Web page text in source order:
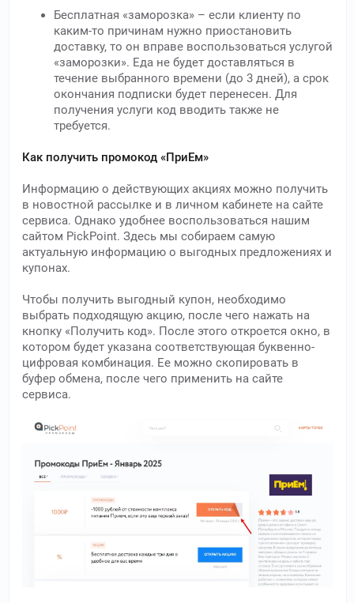
Бесплатная «заморозка» – если клиенту по
каким-то причинам нужно приостановить
доставку, то он вправе воспользоваться услугой
«заморозки». Еда не будет доставляться в
течение выбранного времени (до 3 дней), а срок
окончания подписки будет перенесен. Для
получения услуги код вводить также не
требуется.
Как получить промокод «ПриЕм»
Информацию о действующих акциях можно получить
в новостной рассылке и в личном кабинете на сайте
сервиса. Однако удобнее воспользоваться нашим
сайтом PickPoint. Здесь мы собираем самую
актуальную информацию о выгодных предложениях и
купонах.
Чтобы получить выгодный купон, необходимо
выбрать подходящую акцию, после чего нажать на
кнопку «Получить код». После этого откроется окно, в
котором будет указана соответствующая буквенно-
цифровая комбинация. Ее можно скопировать в
буфер обмена, после чего применить на сайте
сервиса.